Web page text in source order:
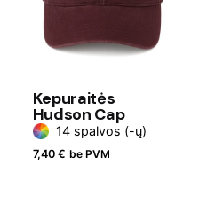
Kepuraitės
Hudson Cap
14 spalvos (-ų)
7,40 € be PVM